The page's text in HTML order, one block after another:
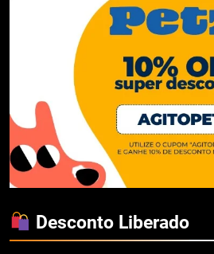
Desconto Liberado